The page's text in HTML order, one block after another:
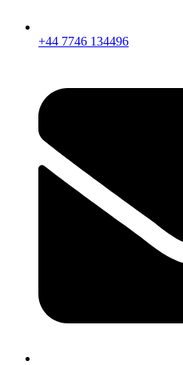
+44 7746 134496